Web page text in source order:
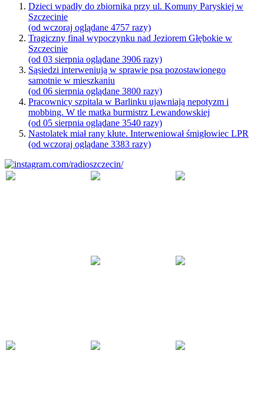
Dzieci wpadły do zbiornika przy ul. Komuny Paryskiej w
Szczecinie
(od wczoraj oglądane 4757 razy)
Tragiczny finał wypoczynku nad Jeziorem Głębokie w
Szczecinie
(od 03 sierpnia oglądane 3906 razy)
Sąsiedzi interweniują w sprawie psa pozostawionego
samotnie w mieszkaniu
(od 06 sierpnia oglądane 3800 razy)
Pracownicy szpitala w Barlinku ujawniają nepotyzm i
mobbing. W tle matka burmistrz Lewandowskiej
(od 05 sierpnia oglądane 3540 razy)
Nastolatek miał rany kłute. Interweniował śmigłowiec LPR
(od wczoraj oglądane 3383 razy)